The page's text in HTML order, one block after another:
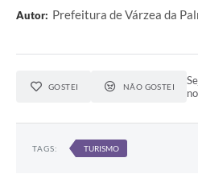
Autor: Prefeitura de Várzea da
GOSTEI NÃO GOSTEI
TAGS: TURISMO